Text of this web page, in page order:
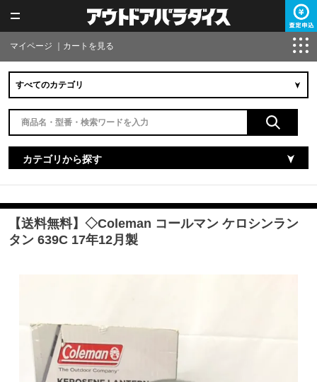
マイページ カートを見る
カテゴリから探す
【送料無料】◇Coleman コールマン ケロシンラン
タン 639C 17年12月製